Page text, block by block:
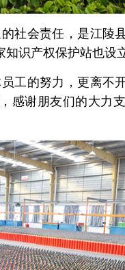
社会责任，是江陵
识产权保护站也设
工的努力，更离不
感谢朋友们的大力